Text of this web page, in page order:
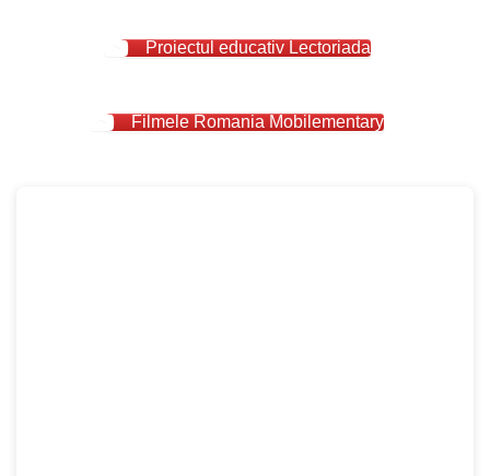
Proiectul educativ Lectoriada
Filmele Romania Mobilementary